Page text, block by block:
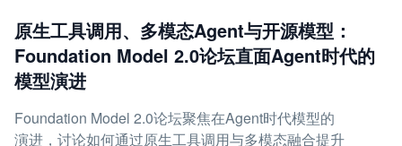
原生工具调用、多模态Agent与开源模型：
Foundation Model 2.0论坛直面Agent时代的
模型演进
Foundation Model 2.0论坛聚焦在Agent时代模型的
演进，讨论如何通过原生工具调用与多模态融合提升